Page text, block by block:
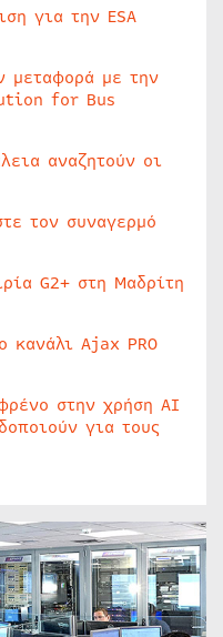
για την ESA
μεταφορά με την
for Bus
αναζητούν οι
τον συναγερμό
G2+ στη Μαδρίτη
κανάλι Ajax PRO
στην χρήση AI
για τους